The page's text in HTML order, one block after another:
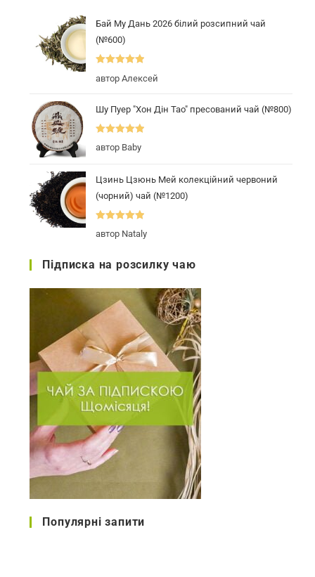
Бай Му Дань 2026 білий розсипний чай
(№600)
автор Алексей
Шу Пуер "Хон Дін Тао" пресований чай (№800)
Оцінено в
автор Baby
Цзинь Цзюнь Мей колекційний червоний
(чорний) чай (№1200)
5
автор Nataly
Підписка на розсилку чаю
Популярні запити